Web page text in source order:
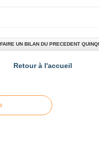
Retour à l'accueil